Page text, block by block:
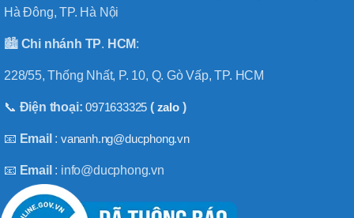
Hà Đông, TP. Hà Nội
🏙️ Chi nhánh TP. HCM:
228/55, Thống Nhất, P. 10, Q. Gò Vấp, TP. HCM
📞 Điện thoại:0971633325 ( zalo)
📧 Email :vananh.ng@ducphong.vn
📧 Email : info@ducphong.vn